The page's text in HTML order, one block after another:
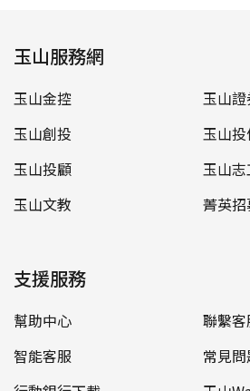
玉山服務網
玉山金控
玉山
玉山創投
玉山
玉山投顧
玉山志
玉山文教
菁英
支援服務
幫助中心
聯繫客
智能客服
常見